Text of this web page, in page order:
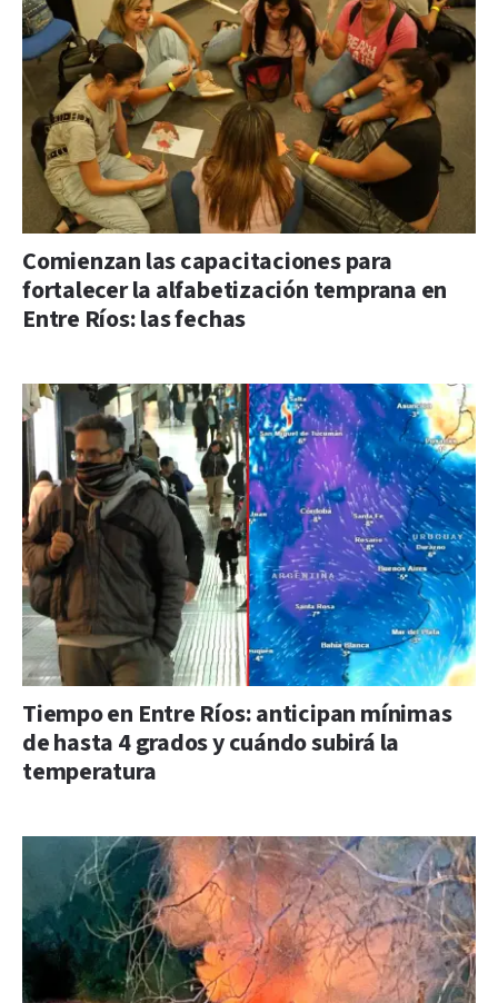
Comienzan las capacitaciones para
fortalecer la alfabetización temprana en
Entre Ríos: las fechas
Tiempo en Entre Ríos: anticipan mínimas
de hasta 4 grados y cuándo subirá la
temperatura